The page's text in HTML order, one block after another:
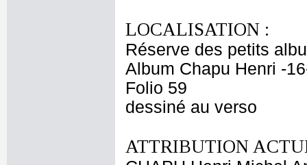
LOCALISATION :
Réserve des petits
Album Chapu Henri -
Folio 59
dessiné au verso
ATTRIBUTION